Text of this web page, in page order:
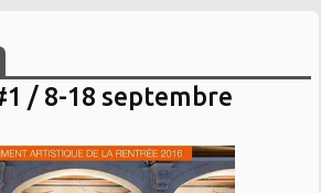
/ 8-18 septembre